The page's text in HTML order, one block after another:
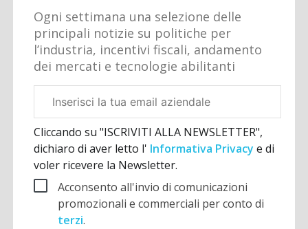
Ogni settimana una selezione delle
principali notizie su politiche per
l’industria, incentivi fiscali, andamento
dei mercati e tecnologie abilitanti
aziendale
Cliccando su "ISCRIVITI ALLA NEWSLETTER",
dichiaro di aver letto l' Informativa Privacye di
voler ricevere la Newsletter.
Acconsento all'invio di comunicazioni
promozionali e commerciali per conto di
terzi.